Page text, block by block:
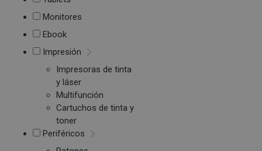
Monitores
Ebook
Impresión
Impresoras de tinta
y láser
Multifunción
Cartuchos de tinta y
toner
Periféricos